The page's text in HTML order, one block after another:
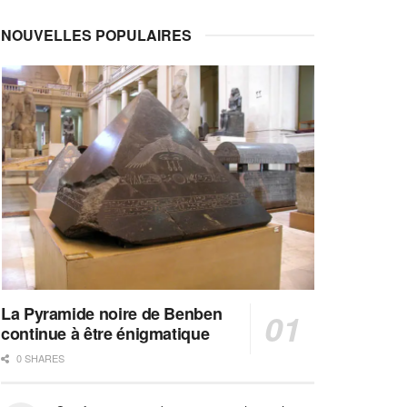
NOUVELLES POPULAIRES
La Pyramide noire de Benben
continue à être énigmatique
0 SHARES